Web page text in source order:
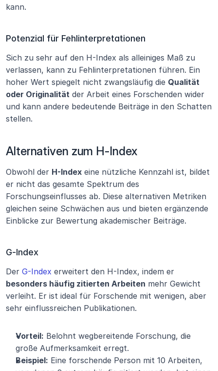
kann.
Potenzial für Fehlinterpretationen
Sich zu sehr auf den H-Index als alleiniges Maß zu
verlassen, kann zu Fehlinterpretationen führen. Ein
hoher Wert spiegelt nicht zwangsläufig die Qualität
oder Originalität der Arbeit eines Forschenden wider
und kann andere bedeutende Beiträge in den Schatten
stellen.
Alternativen zum H-Index
Obwohl der H-Index eine nützliche Kennzahl ist, bildet
er nicht das gesamte Spektrum des
Forschungseinflusses ab. Diese alternativen Metriken
gleichen seine Schwächen aus und bieten ergänzende
Einblicke zur Bewertung akademischer Beiträge.
G-Index
Der G-Index
besonders häufig zitierten Arbeiten mehr Gewicht
verleiht. Er ist ideal für Forschende mit wenigen, aber
sehr einflussreichen Publikationen.
Vorteil: Belohnt wegbereitende Forschung, die
große Aufmerksamkeit erregt.
Beispiel: Eine forschende Person mit 10 Arbeiten,